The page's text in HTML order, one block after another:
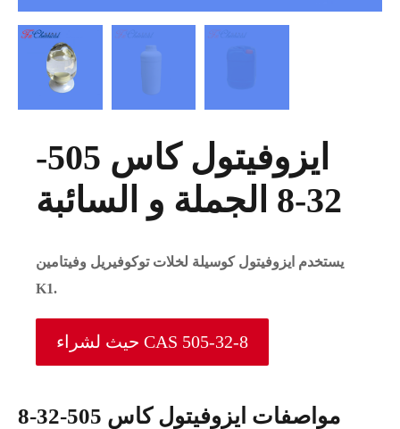
ايزوفيتول كاس 505-
32-8 الجملة و السائبة
يستخدم ايزوفيتول كوسيلة لخلات توكوفيريل وفيتامين
K1.
حيث لشراء CAS 505-32-8
مواصفات ايزوفيتول كاس 505-32-8